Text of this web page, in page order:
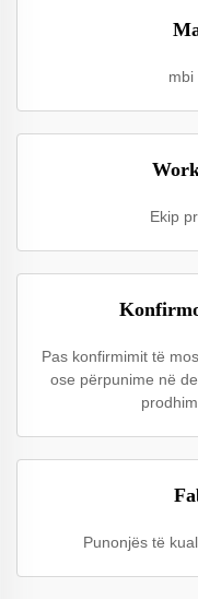
mbi
Ekip
Pas konfirmimit të
ose përpunime në
Punonjës të